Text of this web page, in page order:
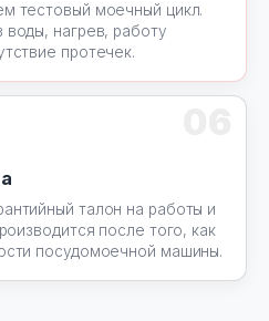
тестовый моечный цикл.
нагрев, работу
протечек.
талон на работы и
после того, как
посудомоечной машины.